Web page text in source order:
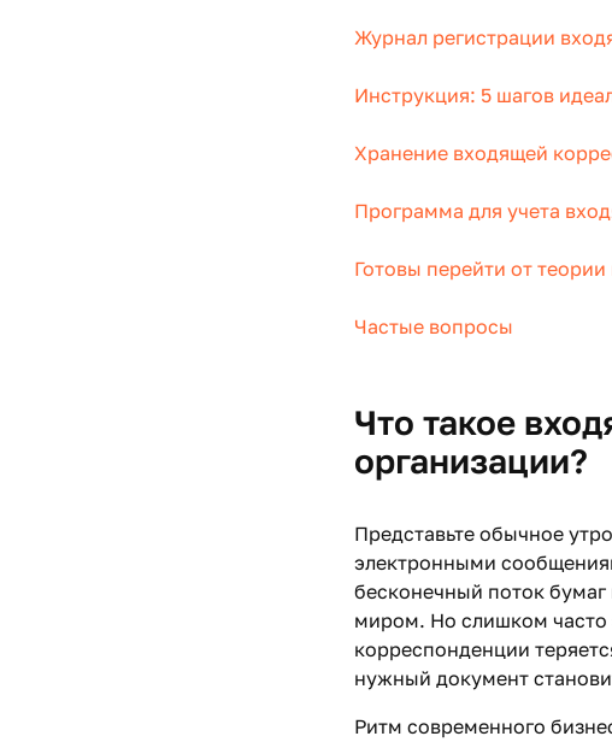
Журнал регистрации
Инструкция: 5 шагов
Хранение входящей
Программа для учета
Готовы перейти от теории
Частые вопросы
Что такое
организации?
Представьте обычное
электронными
бесконечный поток
миром. Но слишком часто
корреспонденции
нужный документ
Ритм современного